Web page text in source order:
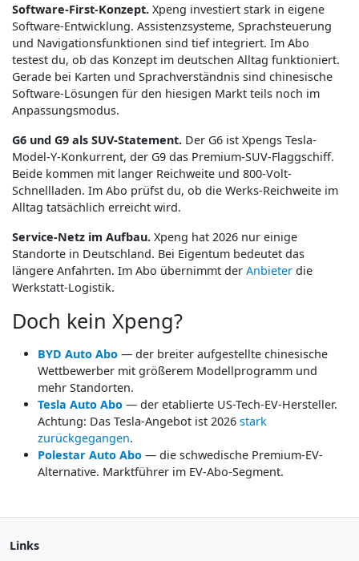
Software-First-Konzept. Xpeng investiert stark in eigene
Software-Entwicklung. Assistenzsysteme, Sprachsteuerung
und Navigationsfunktionen sind tief integriert. Im Abo
testest du, ob das Konzept im deutschen Alltag funktioniert.
Gerade bei Karten und Sprachverständnis sind chinesische
Software-Lösungen für den hiesigen Markt teils noch im
Anpassungsmodus.
G6 und G9 als SUV-Statement. Der G6 ist Xpengs Tesla-
Model-Y-Konkurrent, der G9 das Premium-SUV-Flaggschiff.
Beide kommen mit langer Reichweite und 800-Volt-
Schnellladen. Im Abo prüfst du, ob die Werks-Reichweite im
Alltag tatsächlich erreicht wird.
Service-Netz im Aufbau. Xpeng hat 2026 nur einige
Standorte in Deutschland. Bei Eigentum bedeutet das
längere Anfahrten. Im Abo übernimmt der Anbieter die
Werkstatt-Logistik.
Doch kein Xpeng?
BYD Auto Abo — der breiter aufgestellte chinesische
Wettbewerber mit größerem Modellprogramm und
mehr Standorten.
Tesla Auto Abo — der etablierte US-Tech-EV-Hersteller.
Achtung: Das Tesla-Angebot ist 2026 stark
zurückgegangen.
Polestar Auto Abo — die schwedische Premium-EV-
Alternative. Marktführer im EV-Abo-Segment.
Links